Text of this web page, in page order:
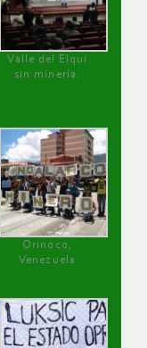
Valle del Elqui
sin minería.
Orinoco,
Venezuela